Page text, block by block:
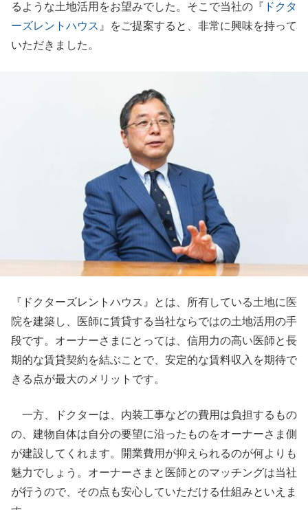
るような土地活用をお望みでした。そこで当社の『 ドクタ
ーズレントハウス 』をご提案すると、非常に興味を持って
いただきました。
『ドクターズレントハウス』とは、所有している土地に医
院を建築し、医師に賃貸する当社ならではの土地活用の手
段です。オーナーさまにとっては、信用力の高い医師と長
期的な賃貸契約を結ぶことで、安定的な賃料収入を期待で
きる点が最大のメリットです。
一方、ドクターは、内装工事などの費用は負担するもの
の、建物自体は自分の要望に沿ったものをオーナーさま側
が建設してくれます。開業費用が抑えられるのが何よりも
魅力でしょう。オーナーさまと医師とのマッチングは当社
が行うので、その点も安心していただける仕組みといえま